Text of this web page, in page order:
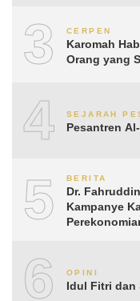
3 CERPEN
Karomah
Orang yang
4 SEJARAH
Pesantren
5 BERITA
Dr.
Kampanye
6 OPINI
Idul Fitri dan